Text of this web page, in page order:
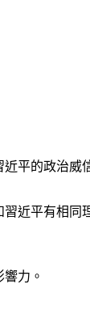
平的政治威
近平有相
力。